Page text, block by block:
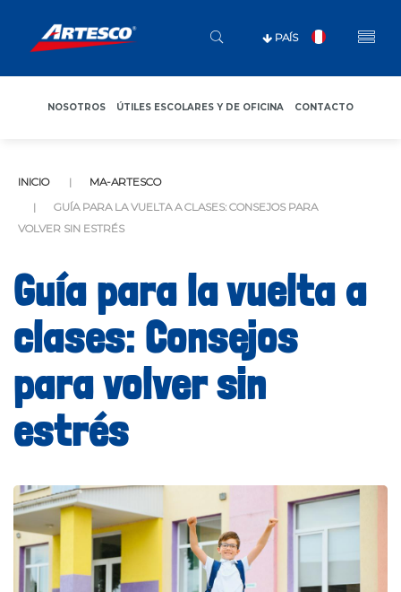
PAÍS
NOSOTROS ÚTILES ESCOLARES Y DE OFICINA CONTACTO
INICIO
MA-ARTESCO
GUÍA PARA LA VUELTA A CLASES: CONSEJOS PARA
VOLVER SIN ESTRÉS
Guía para la vuelta a
clases: Consejos
para volver sin
estrés